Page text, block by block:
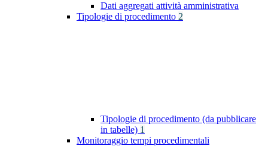
Dati aggregati attività amministrativa
Tipologie di procedimento 2
Tipologie di procedimento (da pubblicare
in tabelle) 1
Monitoraggio tempi procedimentali